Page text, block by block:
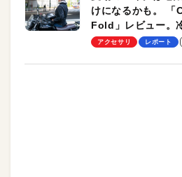
けになるかも。
Fold」レビュー。
却プレート、シン
アクセサリ レポート